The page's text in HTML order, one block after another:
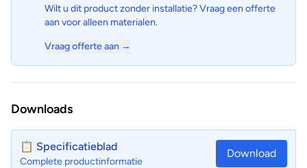
Wilt u dit product zonder installatie? Vraag een offerte
aan voor alleen materialen.
Vraag offerte aan →
Downloads
📋 Specificatieblad
Complete productinformatie
Download